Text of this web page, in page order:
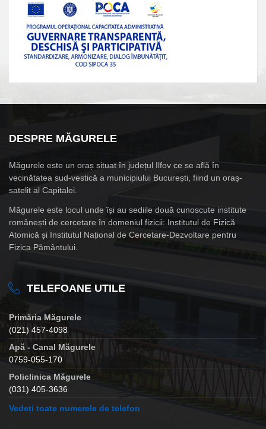
DESPRE MĂGURELE
Măgurele este un oraș situat în județul Ilfov ce se află în
vecinătatea sud-vestică a municipiului București, fiind un oraș-
satelit al Capitalei.
Măgurele este locul unde își au sediile două cunoscute institute
românești de cercetare în domeniul fizicii: Institutul de Fizică
Atomică și Institutul Național de Cercetare-Dezvoltare pentru
Fizica Pământului.
TELEFOANE UTILE
Primăria Măgurele
(021) 457-4098
Apă - Canal Măgurele
0759-055-170
Policlinica Măgurele
(031) 405-3636
Vedeți toate numerele de telefon